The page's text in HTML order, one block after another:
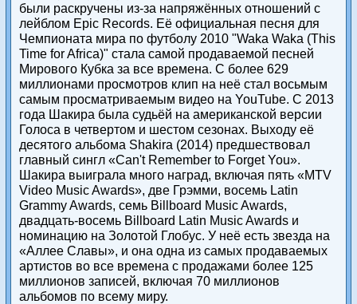
были раскручены из-за напряжённых отношений с
лейблом Epic Records. Её официальная песня для
Чемпионата мира по футболу 2010 "Waka Waka (This
Time for Africa)" стала самой продаваемой песней
Мирового Кубка за все времена. С более 629
миллионами просмотров клип на неё стал восьмым
самым просматриваемым видео на YouTube. С 2013
года Шакира была судьёй на американской версии
Голоса в четвертом и шестом сезонах. Выходу её
десятого альбома Shakira (2014) предшествовал
главный сингл «Can't Remember to Forget You».
Шакира выиграла много наград, включая пять «MTV
Video Music Awards», две Грэмми, восемь Latin
Grammy Awards, семь Billboard Music Awards,
двадцать-восемь Billboard Latin Music Awards и
номинацию на Золотой Глобус. У неё есть звезда на
«Аллее Славы», и она одна из самых продаваемых
артистов во все времена с продажами более 125
миллионов записей, включая 70 миллионов
альбомов по всему миру.